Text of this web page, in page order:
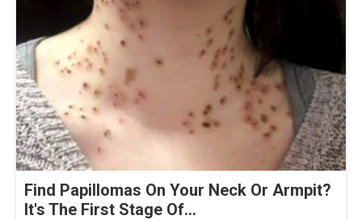
Find Papillomas On Your Neck Or Armpit?
It's The First Stage Of...